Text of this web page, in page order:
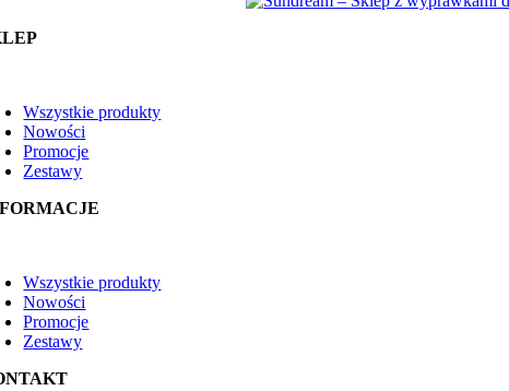
stronie
Wszystkie produkty
Nowości
Promocje
Zestawy
Wszystkie produkty
Nowości
Promocje
Zestawy